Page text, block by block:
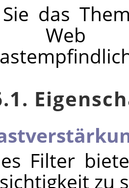
das
Filter
zu